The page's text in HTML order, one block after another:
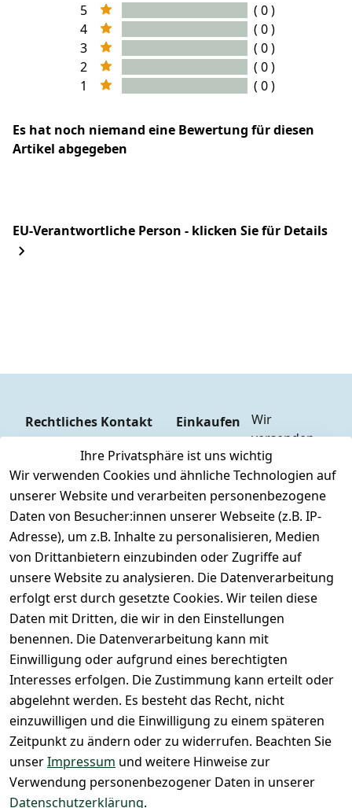
5
( 0 )
4
( 0 )
3
( 0 )
2
( 0 )
1
( 0 )
Es hat noch niemand eine Bewertung für diesen
Artikel abgegeben
EU-Verantwortliche Person - klicken Sie für Details
Ihre Privatsphäre ist uns wichtig
Wir verwenden Cookies und ähnliche Technologien auf
unserer Website und verarbeiten personenbezogene
Daten von Besucher:innen unserer Webseite (z.B. IP-
Adresse), um z.B. Inhalte zu personalisieren, Medien
von Drittanbietern einzubinden oder Zugriffe auf
unsere Website zu analysieren. Die Datenverarbeitung
erfolgt erst durch gesetzte Cookies. Wir teilen diese
Daten mit Dritten, die wir in den Einstellungen
benennen. Die Datenverarbeitung kann mit
Einwilligung oder aufgrund eines berechtigten
Interesses erfolgen. Die Zustimmung kann erteilt oder
abgelehnt werden. Es besteht das Recht, nicht
einzuwilligen und die Einwilligung zu einem späteren
Zeitpunkt zu ändern oder zu widerrufen. Beachten Sie
unserImpressum und weitere Hinweise zur
Verwendung personenbezogener Daten in unserer
Datenschutzerklärung.
Rechtliches
Impressum
Datenschutze
rklärung
Barrierefreihe
itserklärung
Widerrufsrec
ht
Kontakt
Registrieren
Einkaufen
arten
Versandk
osten
Hilfe
Batteriee
ntsorgun
g
Märklin
Insider
Club
Unser
Ladenges
Newslett
eranmeld
ung
Wir
versenden
weltweit mit
DHL
Zahlen Sie
bequem per
Vorkasse
Barzahlu
ng bei
Abholung
PayPal /
Kreditkar
te